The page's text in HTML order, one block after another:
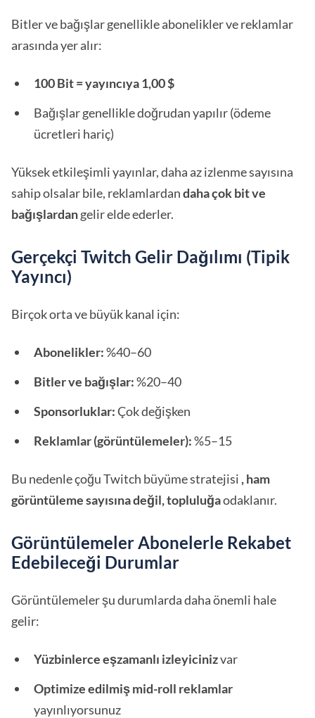
Bitler ve bağışlar genellikle abonelikler ve reklamlar
arasında yer alır:
100 Bit = yayıncıya 1,00 $
Bağışlar genellikle doğrudan yapılır (ödeme
ücretleri hariç)
Yüksek etkileşimli yayınlar, daha az izlenme sayısına
sahip olsalar bile, reklamlardandaha çok bit ve
bağışlardangelir elde ederler.
Gerçekçi Twitch Gelir Dağılımı (Tipik
Yayıncı)
Birçok orta ve büyük kanal için:
Abonelikler:%40–60
Bitler ve bağışlar:%20–40
Sponsorluklar:Çok değişken
Reklamlar (görüntülemeler):%5–15
Bu nedenle çoğu Twitch büyüme stratejisi, ham
görüntüleme sayısına değil, topluluğaodaklanır.
Görüntülemeler Abonelerle Rekabet
Edebileceği Durumlar
Görüntülemeler şu durumlarda daha önemli hale
gelir:
Yüzbinlerce eşzamanlı izleyicinizvar
Optimize edilmiş mid-roll reklamlar
yayınlıyorsunuz